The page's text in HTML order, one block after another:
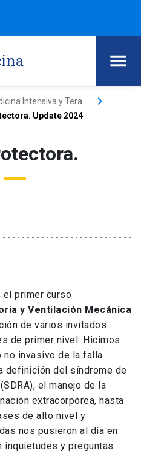
Intensiva y Tera... keyboard_arrow_right
Update 2024
el primer curso
y Ventilación Mecánica
de varios invitados
de primer nivel. Hicimos
no invasivo de la falla
definición del síndrome de
el manejo de la
extracorpórea, hasta
de alto nivel y
nos pusieron al día en
y preguntas